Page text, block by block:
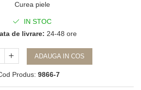
Curea piele
IN STOC
de livrare: 24-48 ore
ADAUGA IN COS
Produs: 9866-7